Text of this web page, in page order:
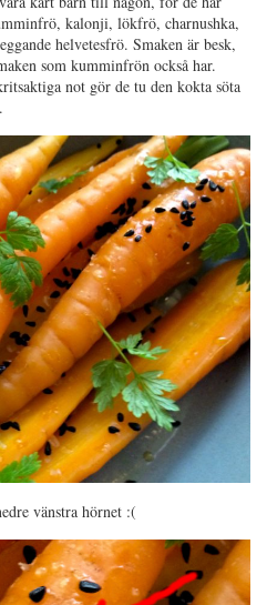
kalonji, lökfrö, charnushka,
helvetesfrö. Smaken är besk,
som kumminfrön också har.
not gör de tu den kokta söta
vänstra hörnet :(